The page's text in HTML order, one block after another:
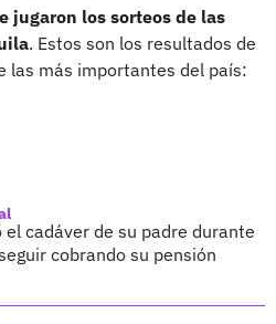
jugaron los sorteos de las
. Estos son los resultados de
las más importantes del país:
el cadáver de su padre durante
cobrando su pensión